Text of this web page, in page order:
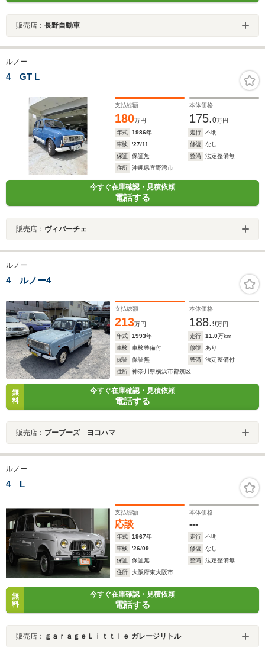
販売店： 長野自動車
ルノー
4 GT L
支払総額
180万円
本体価格
175.0万円
年式
1986年 走行
不明
車検
'27/11 修復
なし
保証
保証無 整備
法定整備無
住所
沖縄県宜野湾市
今すぐ在庫確認・見積依頼
電話する
販売店： ヴィバーチェ
ルノー
4 ルノー4
支払総額
213万円
本体価格
188.9万円
年式
1993年 走行 11.0万km
車検
車検整備付 修復
あり
保証
保証無 整備
法定整備付
住所
神奈川県横浜市都筑区
無
料
今すぐ在庫確認・見積依頼
電話する
販売店： ブーブーズ ヨコハマ
ルノー
4 L
支払総額
応談
本体価格
---
年式 1967年 走行
不明
車検
'26/09 修復
なし
保証
保証無 整備
法定整備無
住所
大阪府東大阪市
無
料
今すぐ在庫確認・見積依頼
電話する
販売店： ｇａｒａｇｅＬｉｔｔｌｅ ガレージリトル